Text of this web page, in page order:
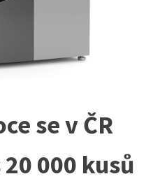
se v ČR
000 kusů